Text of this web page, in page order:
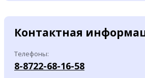
Контактная
Телефоны:
8-8722-68-16-58